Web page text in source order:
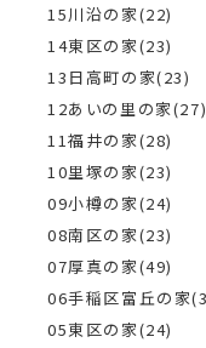
15川沿の家(22)
14東区の家(23)
13日高町の家(23)
12あいの里の家(27)
11福井の家(28)
10里塚の家(23)
09小樽の家(24)
08南区の家(23)
07厚真の家(49)
06手稲区富丘の家
05東区の家(24)